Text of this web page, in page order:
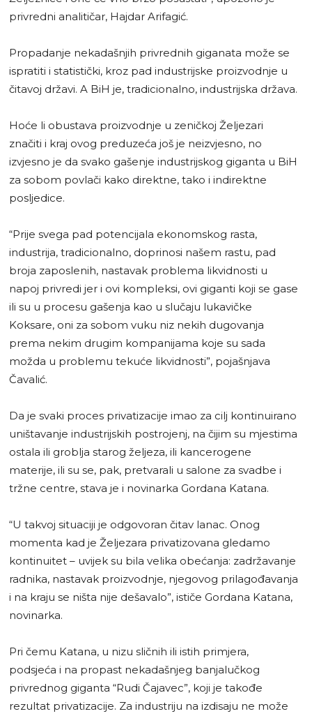
privredni analitičar, Hajdar Arifagić.
Propadanje nekadašnjih privrednih giganata može se
ispratiti i statistički, kroz pad industrijske proizvodnje u
čitavoj državi. A BiH je, tradicionalno, industrijska država.
Hoće li obustava proizvodnje u zeničkoj Željezari
značiti i kraj ovog preduzeća još je neizvjesno, no
izvjesno je da svako gašenje industrijskog giganta u BiH
za sobom povlači kako direktne, tako i indirektne
posljedice.
“Prije svega pad potencijala ekonomskog rasta,
industrija, tradicionalno, doprinosi našem rastu, pad
broja zaposlenih, nastavak problema likvidnosti u
napoj privredi jer i ovi kompleksi, ovi giganti koji se gase
ili su u procesu gašenja kao u slučaju lukavičke
Koksare, oni za sobom vuku niz nekih dugovanja
prema nekim drugim kompanijama koje su sada
možda u problemu tekuće likvidnosti”, pojašnjava
Čavalić.
Da je svaki proces privatizacije imao za cilj kontinuirano
uništavanje industrijskih postrojenj, na čijim su mjestima
ostala ili groblja starog željeza, ili kancerogene
materije, ili su se, pak, pretvarali u salone za svadbe i
tržne centre, stava je i novinarka Gordana Katana.
“U takvoj situaciji je odgovoran čitav lanac. Onog
momenta kad je Željezara privatizovana gledamo
kontinuitet – uvijek su bila velika obećanja: zadržavanje
radnika, nastavak proizvodnje, njegovog prilagođavanja
i na kraju se ništa nije dešavalo”, ističe Gordana Katana,
novinarka.
Pri čemu Katana, u nizu sličnih ili istih primjera,
podsjeća i na propast nekadašnjeg banjalučkog
privrednog giganta “Rudi Čajavec”, koji je takođe
rezultat privatizacije. Za industriju na izdisaju ne može